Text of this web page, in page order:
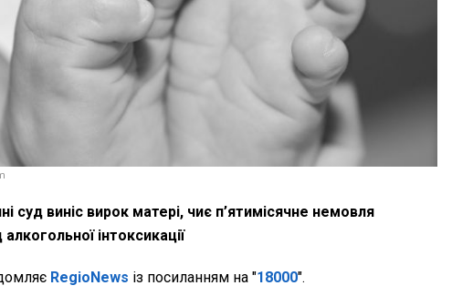
суд виніс вирок матері, чиє п’ятимісячне немовля
інтоксикації
RegioNews із посиланням на "18000".